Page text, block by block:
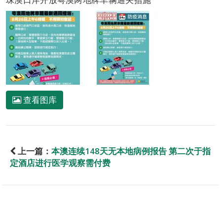
查看图库
上一篇： 本澳连续148天无本地病例报告 第二次于指
定酒店进行医学观察需付费